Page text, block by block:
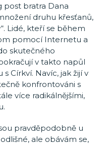
post bratra Dana
druhu křesťanů,
Lidé, kteří se během
pomocí Internetu a
skutečného
v takto napůl
Církví. Navíc, jak žijí v
konfrontováni s
více radikálnějšími,
pravděpodobně u
ale obávám se,